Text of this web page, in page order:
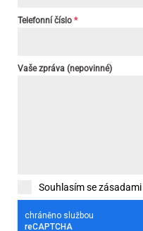
Telefonní číslo *
Vaše zpráva (nepovinné)
Souhlasím se zásadami